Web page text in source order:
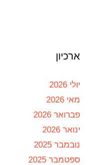
ארכיון
יולי 2026
מאי 2026
פברואר 2026
ינואר 2026
נובמבר 2025
ספטמבר 2025